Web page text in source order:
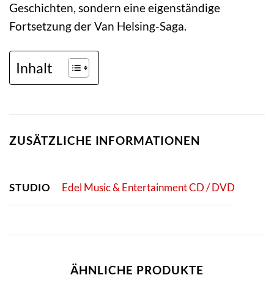
Geschichten, sondern eine eigenständige
Fortsetzung der Van Helsing-Saga.
Inhalt
ZUSÄTZLICHE INFORMATIONEN
STUDIO Edel Music & Entertainment CD / DVD
ÄHNLICHE PRODUKTE